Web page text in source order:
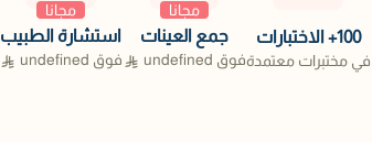
100+ الاختبارات
في مختبرات معتمدة
مجانا
جمع العينات
فوق undefined
مجانا
استشارة الطبيب
فوق undefined